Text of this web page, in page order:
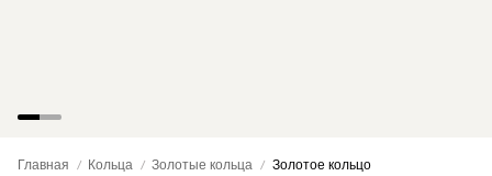
Главная Кольца Золотые кольца Золотое кольцо